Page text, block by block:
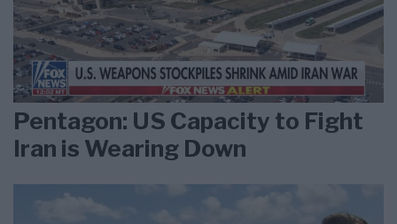
Pentagon: US Capacity to Fight
Iran is Wearing Down